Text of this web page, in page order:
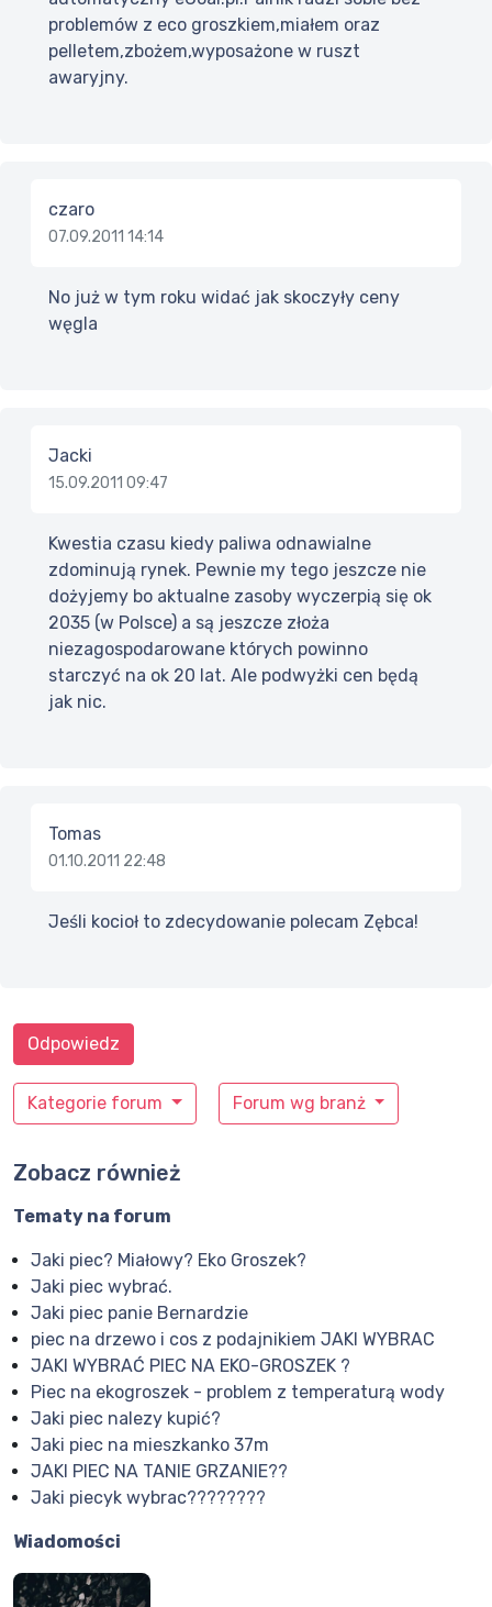
problemów z eco groszkiem,miałem oraz
pelletem,zbożem,wyposażone w ruszt
awaryjny.
czaro
07.09.2011 14:14
No już w tym roku widać jak skoczyły ceny
węgla
Jacki
15.09.2011 09:47
Kwestia czasu kiedy paliwa odnawialne
zdominują rynek. Pewnie my tego jeszcze nie
dożyjemy bo aktualne zasoby wyczerpią się ok
2035 (w Polsce) a są jeszcze złoża
niezagospodarowane których powinno
starczyć na ok 20 lat. Ale podwyżki cen będą
jak nic.
Tomas
01.10.2011 22:48
Jeśli kocioł to zdecydowanie polecam Zębca!
Kategorie forum Forum wg branż
Odpowiedz
Zobacz również
Tematy na forum
Jaki piec? Miałowy? Eko Groszek?
Jaki piec wybrać.
Jaki piec panie Bernardzie
piec na drzewo i cos z podajnikiem JAKI WYBRAC
JAKI WYBRAĆ PIEC NA EKO-GROSZEK ?
Piec na ekogroszek - problem z temperaturą wody
Jaki piec nalezy kupić?
Jaki piec na mieszkanko 37m
JAKI PIEC NA TANIE GRZANIE??
Jaki piecyk wybrac????????
Wiadomości